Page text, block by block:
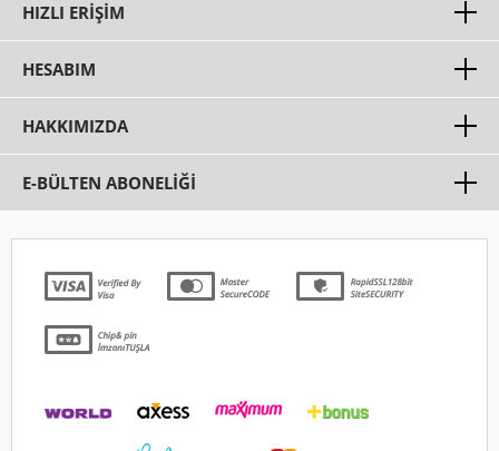
HIZLI ERIŞIM
HESABIM
HAKKIMIZDA
E-BÜLTEN ABONELİĞİ